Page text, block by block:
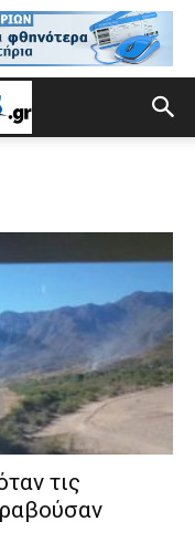
τις